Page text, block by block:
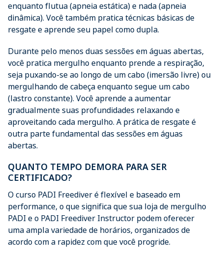
enquanto flutua (apneia estática) e nada (apneia
dinâmica). Você também pratica técnicas básicas de
resgate e aprende seu papel como dupla.
Durante pelo menos duas sessões em águas abertas,
você pratica mergulho enquanto prende a respiração,
seja puxando-se ao longo de um cabo (imersão livre) ou
mergulhando de cabeça enquanto segue um cabo
(lastro constante). Você aprende a aumentar
gradualmente suas profundidades relaxando e
aproveitando cada mergulho. A prática de resgate é
outra parte fundamental das sessões em águas
abertas.
QUANTO TEMPO DEMORA PARA SER
CERTIFICADO?
O curso PADI Freediver é flexível e baseado em
performance, o que significa que sua loja de mergulho
PADI e o PADI Freediver Instructor podem oferecer
uma ampla variedade de horários, organizados de
acordo com a rapidez com que você progride.